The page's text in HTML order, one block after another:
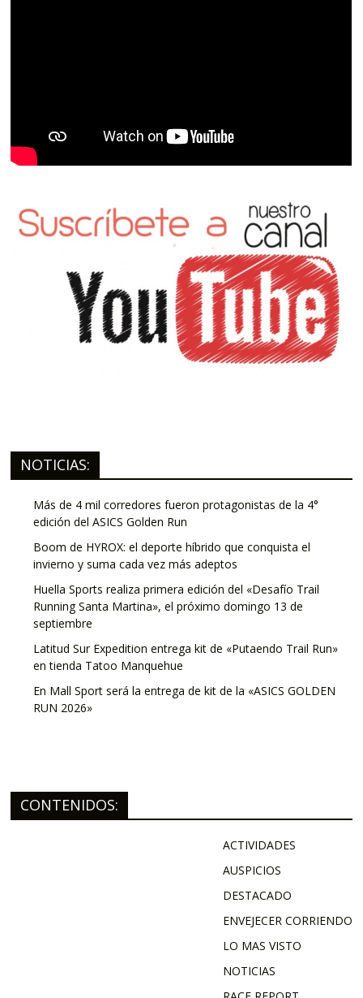
NOTICIAS:
Más de 4 mil corredores fueron protagonistas de la 4°
edición del ASICS Golden Run
Boom de HYROX: el deporte híbrido que conquista el
invierno y suma cada vez más adeptos
Huella Sports realiza primera edición del «Desafío Trail
Running Santa Martina», el próximo domingo 13 de
septiembre
Latitud Sur Expedition entrega kit de «Putaendo Trail Run»
en tienda Tatoo Manquehue
En Mall Sport será la entrega de kit de la «ASICS GOLDEN
RUN 2026»
CONTENIDOS:
ACTIVIDADES
AUSPICIOS
DESTACADO
ENVEJECER CORRIENDO
LO MAS VISTO
NOTICIAS